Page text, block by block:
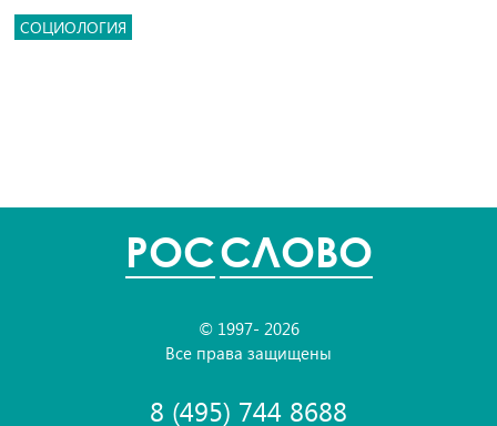
СОЦИОЛОГИЯ
POCСЛОВО
© 1997- 2026
Все права защищены
8 (495) 744 8688